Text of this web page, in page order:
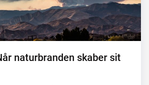
naturbranden skaber sit